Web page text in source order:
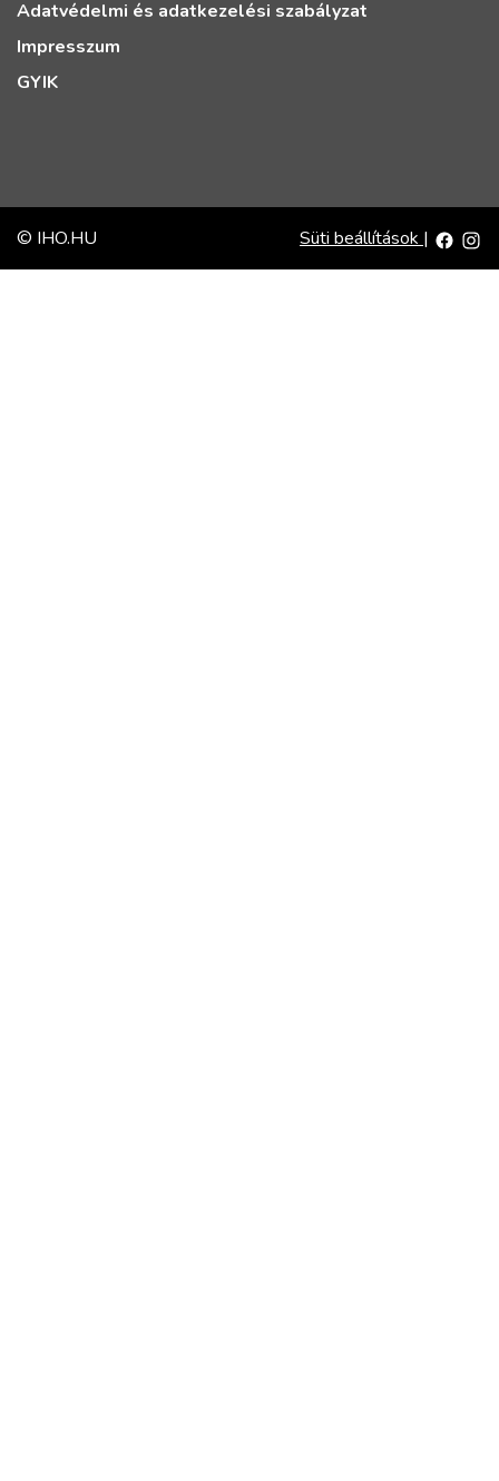
Adatvédelmi és adatkezelési szabályzat
Impresszum
GYIK
© IHO.HU Süti beállítások |